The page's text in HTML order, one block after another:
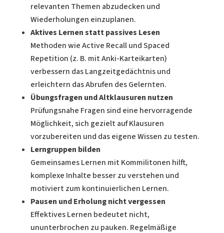
relevanten Themen abzudecken und
Wiederholungen einzuplanen.
Aktives Lernen statt passives Lesen
Methoden wie Active Recall und Spaced
Repetition (z. B. mit Anki-Karteikarten)
verbessern das Langzeitgedächtnis und
erleichtern das Abrufen des Gelernten.
Übungsfragen und Altklausuren nutzen
Prüfungsnahe Fragen sind eine hervorragende
Möglichkeit, sich gezielt auf Klausuren
vorzubereiten und das eigene Wissen zu testen.
Lerngruppen bilden
Gemeinsames Lernen mit Kommilitonen hilft,
komplexe Inhalte besser zu verstehen und
motiviert zum kontinuierlichen Lernen.
Pausen und Erholung nicht vergessen
Effektives Lernen bedeutet nicht,
ununterbrochen zu pauken. Regelmäßige